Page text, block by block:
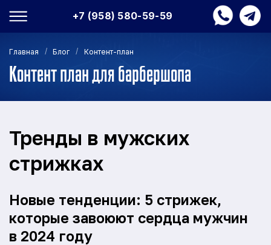
+7 (958) 580-59-59
Главная / Блог / Контент-план
Контент план для барбершопа
Тренды в мужских
стрижках
Новые тенденции: 5 стрижек,
которые завоюют сердца мужчин
в 2024 году